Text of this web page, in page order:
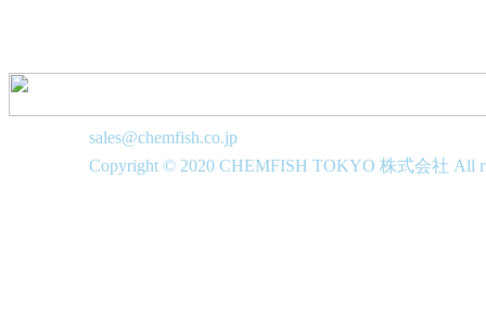
sales@chemfish.co.jp
Copyright © 2020 CHEMFISH TOKYO 株式会社 All